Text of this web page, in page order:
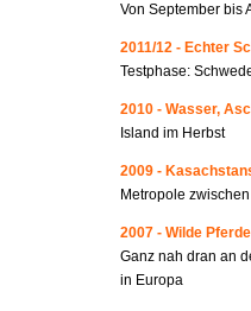
Von September bis
2011/12 - Echter
Testphase:
2010 - Wasser,
Island im Herbst
2009 -
Metropole
2007 - Wilde
Ganz nah dran an
in Europa